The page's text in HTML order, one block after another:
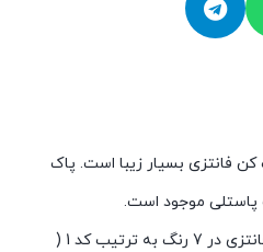
فانتزی بسیار زیبا است. پاک
موجود است.
این پاک کن های خیلی زیبا و فانتزی در 7 رنگ به ترتیب کد 1 (